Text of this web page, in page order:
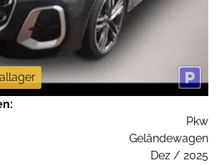
Pkw
Geländewagen
Dez / 2025